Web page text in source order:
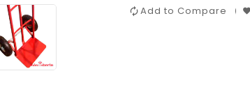
Add to Compare